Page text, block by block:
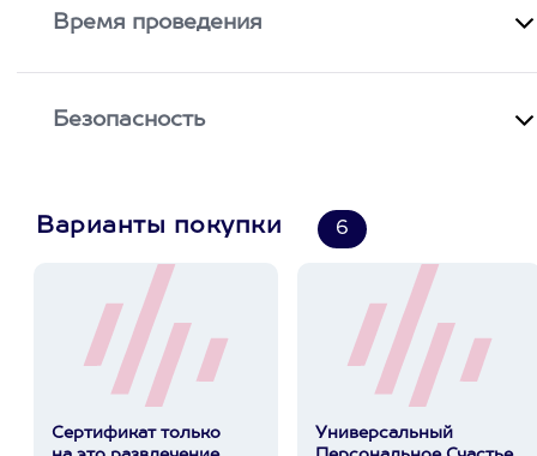
Время проведения
Безопасность
Варианты покупки 6
Сертификат только
Универсальный